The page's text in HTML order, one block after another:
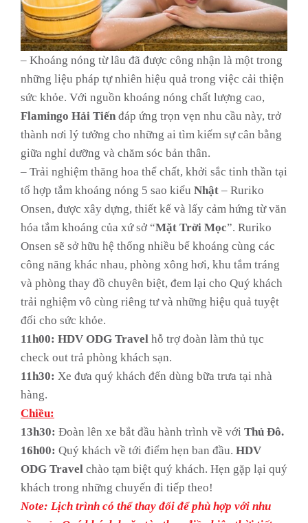
– Khoáng nóng từ lâu đã được công nhận là một trong
những liệu pháp tự nhiên hiệu quả trong việc cải thiện
sức khỏe. Với nguồn khoáng nóng chất lượng cao,
Flamingo Hải Tiến đáp ứng trọn vẹn nhu cầu này, trở
thành nơi lý tưởng cho những ai tìm kiếm sự cân bằng
giữa nghỉ dưỡng và chăm sóc bản thân.
– Trải nghiệm thăng hoa thể chất, khởi sắc tinh thần tại
tổ hợp tắm khoáng nóng 5 sao kiểu Nhật – Ruriko
Onsen, được xây dựng, thiết kế và lấy cảm hứng từ văn
hóa tắm khoáng của xứ sở “Mặt Trời Mọc”. Ruriko
Onsen sẽ sở hữu hệ thống nhiều bể khoáng cùng các
công năng khác nhau, phòng xông hơi, khu tắm tráng
và phòng thay đồ chuyên biệt, đem lại cho Quý khách
trải nghiệm vô cùng riêng tư và những hiệu quả tuyệt
đối cho sức khỏe.
11h00: HDV ODG Travel hỗ trợ đoàn làm thủ tục
check out trả phòng khách sạn.
11h30: Xe đưa quý khách đến dùng bữa trưa tại nhà
hàng.
Chiều:
13h30: Đoàn lên xe bắt đầu hành trình về với Thủ Đô.
16h00: Quý khách về tới điểm hẹn ban đầu. HDV
ODG Travel chào tạm biệt quý khách. Hẹn gặp lại quý
khách trong những chuyến đi tiếp theo!
Note: Lịch trình có thể thay đổi để phù hợp với nhu